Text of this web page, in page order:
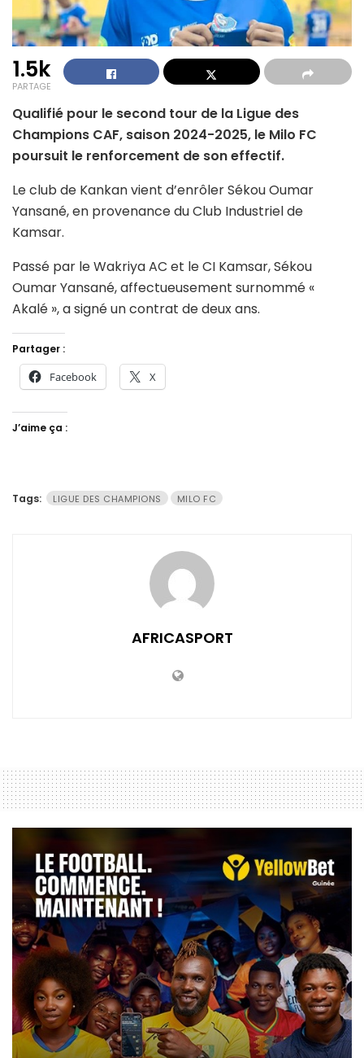
1.5k
PARTAGE
Qualifié pour le second tour de la Ligue des
Champions CAF, saison 2024-2025, le Milo FC
poursuit le renforcement de son effectif.
Le club de Kankan vient d’enrôler Sékou Oumar
Yansané, en provenance du Club Industriel de
Kamsar.
Passé par le Wakriya AC et le CI Kamsar, Sékou
Oumar Yansané, affectueusement surnommé «
Akalé », a signé un contrat de deux ans.
Partager :
Facebook X
J’aime ça :
Tags: LIGUE DES CHAMPIONS MILO FC
AFRICASPORT